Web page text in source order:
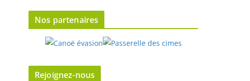
Nos partenaires
Rejoignez-nous